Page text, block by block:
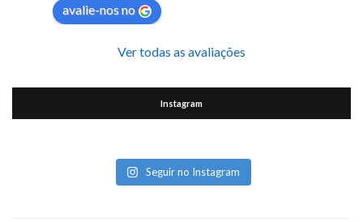
avalie-nos no
Ver todas as avaliações
Instagram
Seguir no Instagram